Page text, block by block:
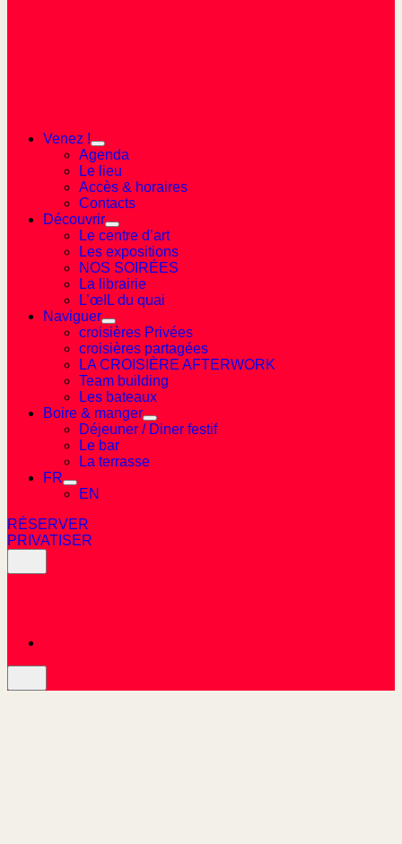
Venez !
Agenda
Le lieu
Accès & horaires
Contacts
Découvrir
Le centre d’art
Les expositions
NOS SOIRÉES
La librairie
L’œIL du quai
Naviguer
croisières Privées
croisières partagées
LA CROISIÈRE AFTERWORK
Team building
Les bateaux
Boire & manger
Déjeuner / Diner festif
Le bar
La terrasse
FR
EN
RÉSERVER
PRIVATISER